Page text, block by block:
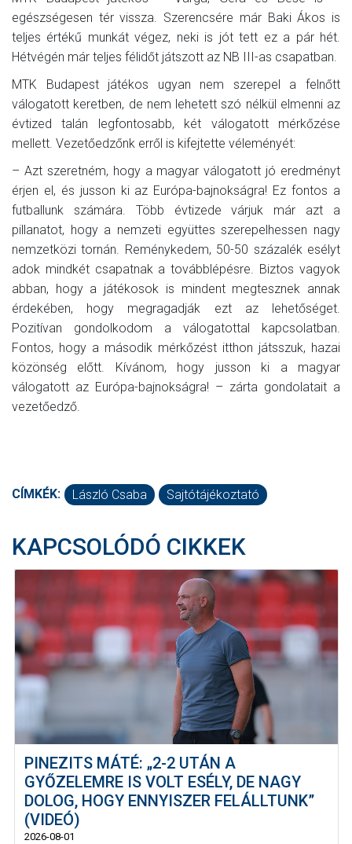
egészségesen tér vissza. Szerencsére már Baki Ákos is
teljes értékű munkát végez, neki is jót tett ez a pár hét.
Hétvégén már teljes félidőt játszott az NB III-as csapatban.
MTK Budapest játékos ugyan nem szerepel a felnőtt
válogatott keretben, de nem lehetett szó nélkül elmenni az
évtized talán legfontosabb, két válogatott mérkőzése
mellett. Vezetőedzőnk erről is kifejtette véleményét:
– Azt szeretném, hogy a magyar válogatott jó eredményt
érjen el, és jusson ki az Európa-bajnokságra! Ez fontos a
futballunk számára. Több évtizede várjuk már azt a
pillanatot, hogy a nemzeti együttes szerepelhessen nagy
nemzetközi tornán. Reménykedem, 50-50 százalék esélyt
adok mindkét csapatnak a továbblépésre. Biztos vagyok
abban, hogy a játékosok is mindent megtesznek annak
érdekében, hogy megragadják ezt az lehetőséget.
Pozitívan gondolkodom a válogatottal kapcsolatban.
Fontos, hogy a második mérkőzést itthon játsszuk, hazai
közönség előtt. Kívánom, hogy jusson ki a magyar
válogatott az Európa-bajnokságra! – zárta gondolatait a
vezetőedző.
CÍMKÉK: László Csaba Sajtótájékoztató
KAPCSOLÓDÓ CIKKEK
PINEZITS MÁTÉ: „2-2 UTÁN A
GYŐZELEMRE IS VOLT ESÉLY, DE NAGY
DOLOG, HOGY ENNYISZER FELÁLLTUNK”
(VIDEÓ)
2026-08-01